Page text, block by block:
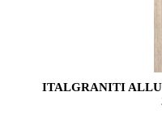
ITALGRANITI